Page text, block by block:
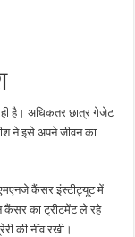
है। अधिकतर छात्र गेजेट
ने इसे अपने जीवन का
कैंसर इंस्टीट्यूट में
कैंसर का ट्रीटमेंट ले रहे
की नींव रखी।